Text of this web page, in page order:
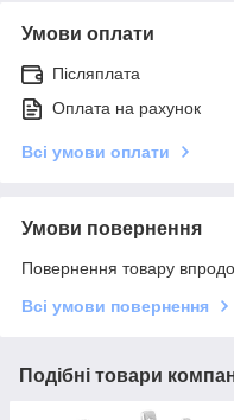
Умови оплати
Післяплата
Оплата на рахунок
Всі умови оплати
Умови повернення
Повернення товару
Всі умови повернення
Подібні товари